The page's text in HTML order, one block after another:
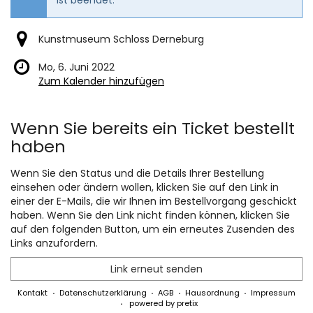
Kunstmuseum Schloss Derneburg
Mo, 6. Juni 2022
Zum Kalender hinzufügen
Wenn Sie bereits ein Ticket bestellt
haben
Wenn Sie den Status und die Details Ihrer Bestellung
einsehen oder ändern wollen, klicken Sie auf den Link in
einer der E-Mails, die wir Ihnen im Bestellvorgang geschickt
haben. Wenn Sie den Link nicht finden können, klicken Sie
auf den folgenden Button, um ein erneutes Zusenden des
Links anzufordern.
Link erneut senden
Kontakt Datenschutzerklärung AGB Hausordnung
Impressum
powered by pretix